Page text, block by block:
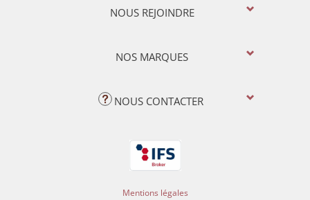
NOUS REJOINDRE
NOS MARQUES
NOUS CONTACTER
Mentions légales